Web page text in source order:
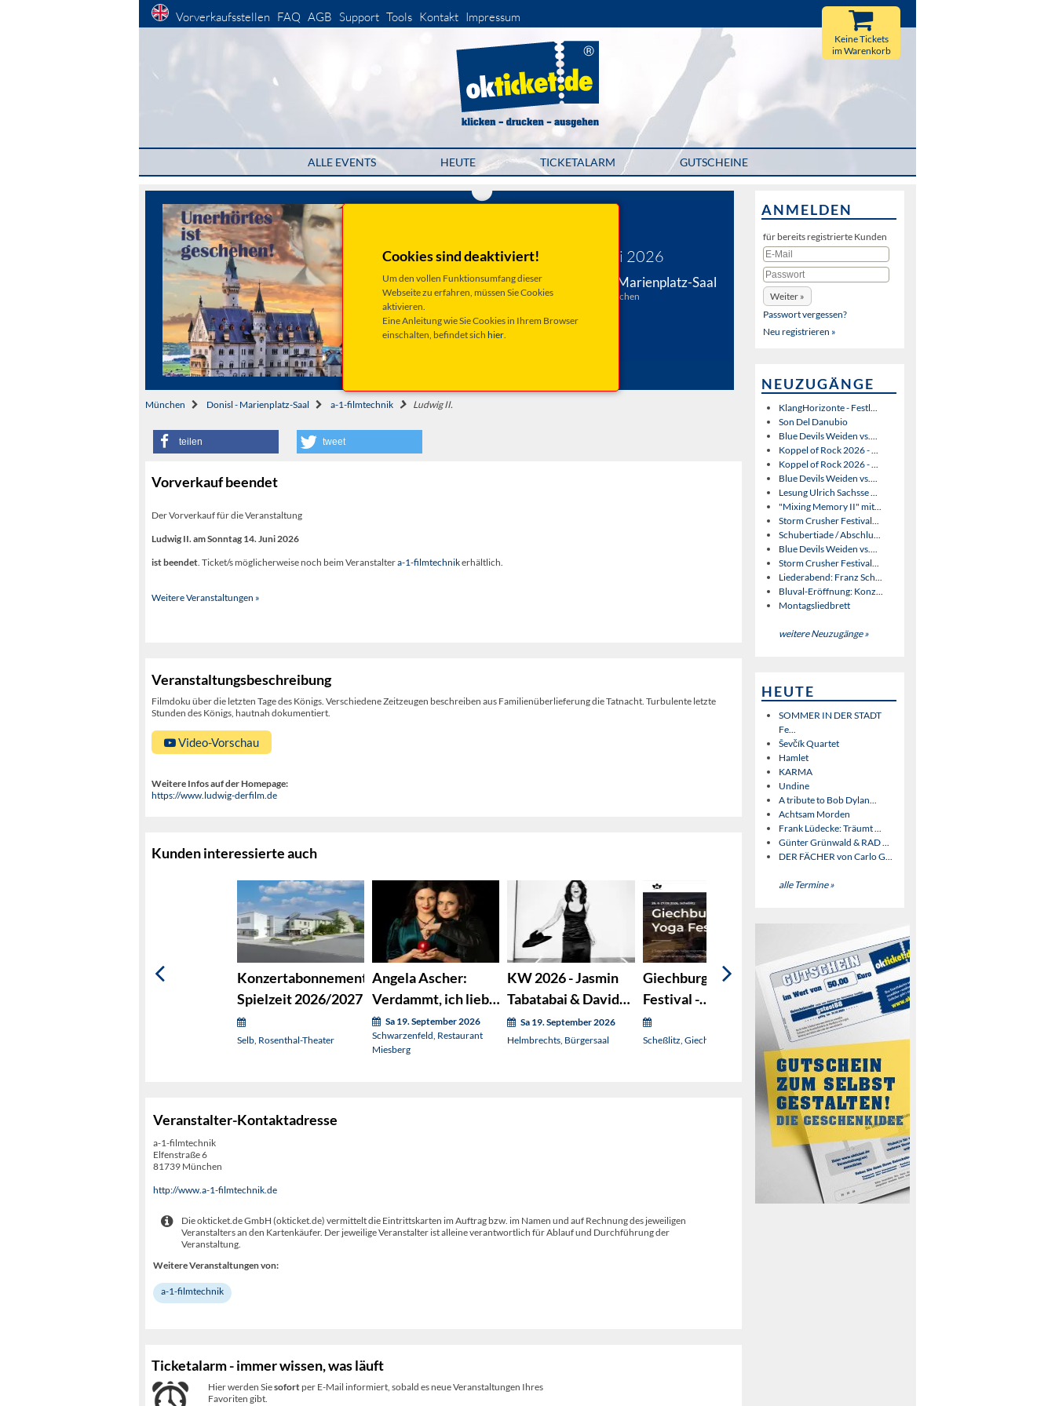
Vorverkaufsstellen FAQ AGB Support Tools Kontakt Impressum
ALLE EVENTS HEUTE TICKETALARM GUTSCHEINE
Keine Tickets
im Warenkorb
Cookies sind deaktiviert!
Um den vollen Funktionsumfang dieser
Webseite zu erfahren, müssen Sie Cookies
aktivieren.
Eine Anleitung wie Sie Cookies in Ihrem Browser
einschalten, befindet sich hier.
Sonntag 14. Juni 2026
München, Donisl - Marienplatz-Saal
Weinstraße 1, 80333 München
Anfahrt ...
München Donisl - Marienplatz-Saal a-1-filmtechnik Ludwig II.
teilen tweet
Vorverkauf beendet
Der Vorverkauf für die Veranstaltung
Ludwig II. am Sonntag 14. Juni 2026
ist beendet. Ticket/s möglicherweise noch beim Veranstaltera-1-filmtechnikerhältlich.
Weitere Veranstaltungen »
Veranstaltungsbeschreibung
Filmdoku über die letzten Tage des Königs. Verschiedene Zeitzeugen beschreiben aus Familienüberlieferung die Tatnacht. Turbulente letzte
Stunden des Königs, hautnah dokumentiert.
Video-Vorschau
Weitere Infos auf der Homepage:
https://www.ludwig-derfilm.de
Kunden interessierte auch
Konzertabonnement
Spielzeit 2026/2027
Selb, Rosenthal-Theater
Angela Ascher:
Verdammt, ich lieb'
mich.
Sa 19. September 2026
Schwarzenfeld, Restaurant
Miesberg
KW 2026 - Jasmin
Tabatabai & David
Klein Quartett
Sa 19. September 2026
Helmbrechts, Bürgersaal
Giechburg Yoga
Festival -
Wochenend Ticket
Sa.+So.
Scheßlitz, Giechburg
Da Bobbe - A Bayer
derf des
VORPREMIERE
Sa 26. September 2026
Tiefenbach / OT Haselbach,
Gaißingers Gasthof
Schlossbräu
Veranstalter-Kontaktadresse
a-1-filmtechnik
Elfenstraße 6
81739 München
http://www.a-1-filmtechnik.de
Die okticket.de GmbH (okticket.de) vermittelt die Eintrittskarten im Auftrag bzw. im Namen und auf Rechnung des jeweiligen
Veranstalters an den Kartenkäufer. Der jeweilige Veranstalter ist alleine verantwortlich für Ablauf und Durchführung der
Veranstaltung.
Weitere Veranstaltungen von:
a-1-filmtechnik
Ticketalarm - immer wissen, was läuft
Hier werden Siesofortper E-Mail informiert, sobald es neue Veranstaltungen Ihres
Favoriten gibt.
ANMELDEN
für bereits registrierte Kunden
Passwort vergessen?
Neu registrieren »
NEUZUGÄNGE
KlangHorizonte - Festl...
Son Del Danubio
Blue Devils Weiden vs....
Koppel of Rock 2026 - ...
Koppel of Rock 2026 - ...
Blue Devils Weiden vs....
Lesung Ulrich Sachsse ...
"Mixing Memory II" mit...
Storm Crusher Festival...
Schubertiade / Abschlu...
Blue Devils Weiden vs....
Storm Crusher Festival...
Liederabend: Franz Sch...
Bluval-Eröffnung: Konz...
Montagsliedbrett
weitere Neuzugänge »
HEUTE
SOMMER IN DER STADT
Fe...
Ševčík Quartet
Hamlet
KARMA
Undine
A tribute to Bob Dylan...
Achtsam Morden
Frank Lüdecke: Träumt ...
Günter Grünwald & RAD ...
DER FÄCHER von Carlo G...
alle Termine »